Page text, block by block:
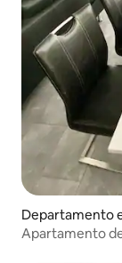
Departamento
Apartamento